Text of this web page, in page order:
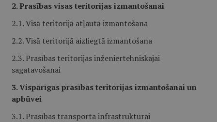
2. Prasības visas teritorijas izmantošanai
2.1. Visā teritorijā atļautā izmantošana
2.2. Visā teritorijā aizliegtā izmantošana
2.3. Prasības teritorijas inženiertehniskajai
sagatavošanai
3. Vispārīgas prasības teritorijas izmantošanai un
apbūvei
3.1. Prasības transporta infrastruktūrai